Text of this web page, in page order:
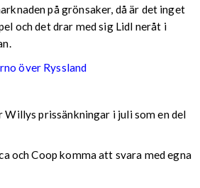
på grönsaker, då är det inget
och det drar med sig Lidl neråt i
över Ryssland
prissänkningar i juli som en del
och Coop komma att svara med egna